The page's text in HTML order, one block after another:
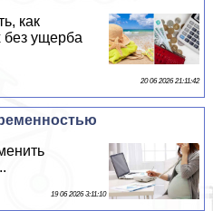
как
без ущерба
20 06 2026 21:11:42
19 06 2026 3:11:10